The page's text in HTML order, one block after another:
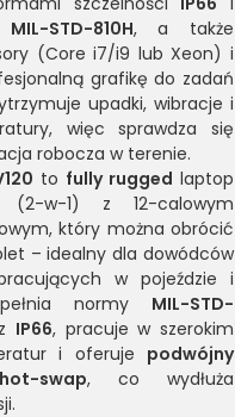
MIL-STD-810H, a także
(Core i7/i9 lub Xeon) i
grafikę do zadań
upadki, wibracje i
więc sprawdza się
robocza w terenie.
to fully rugged laptop
(2-w-1) z 12-calowym
który można obrócić
– idealny dla dowódców
w pojeździe i
normy MIL-STD-
IP66, pracuje w szerokim
i oferuje podwójny
swap, co wydłuża